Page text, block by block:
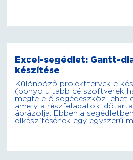
Excel-segédlet: Gantt-
készítése
Különböző projekttervek
(bonyolultabb célszoftverek
megfelelő segédeszköz lehet
amely a részfeladatok
ábrázolja. Ebben a
elkészítésének egy egyszerű